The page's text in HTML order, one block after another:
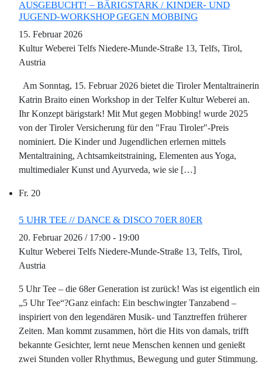
AUSGEBUCHT! – BÄRIGSTARK / KINDER- UND
JUGEND-WORKSHOP GEGEN MOBBING
15. Februar 2026
Kultur Weberei Telfs Niedere-Munde-Straße 13, Telfs, Tirol,
Austria
Am Sonntag, 15. Februar 2026 bietet die Tiroler Mentaltrainerin
Katrin Braito einen Workshop in der Telfer Kultur Weberei an.
Ihr Konzept bärigstark! Mit Mut gegen Mobbing! wurde 2025
von der Tiroler Versicherung für den "Frau Tiroler"-Preis
nominiert. Die Kinder und Jugendlichen erlernen mittels
Mentaltraining, Achtsamkeitstraining, Elementen aus Yoga,
multimedialer Kunst und Ayurveda, wie sie […]
Fr. 20
5 UHR TEE // DANCE & DISCO 70ER 80ER
20. Februar 2026 / 17:00 - 19:00
Kultur Weberei Telfs Niedere-Munde-Straße 13, Telfs, Tirol,
Austria
5 Uhr Tee – die 68er Generation ist zurück! Was ist eigentlich ein
„5 Uhr Tee“?Ganz einfach: Ein beschwingter Tanzabend –
inspiriert von den legendären Musik- und Tanztreffen früherer
Zeiten. Man kommt zusammen, hört die Hits von damals, trifft
bekannte Gesichter, lernt neue Menschen kennen und genießt
zwei Stunden voller Rhythmus, Bewegung und guter Stimmung.